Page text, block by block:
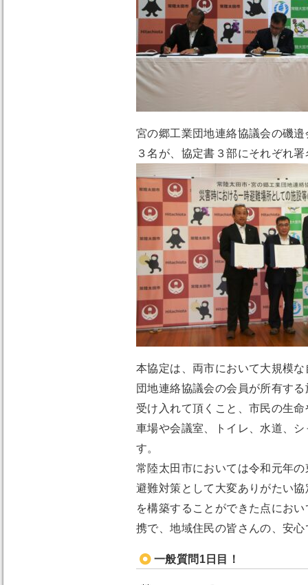
宮の郷工業団地連絡協議会の磯
３名が、協定書３部にそれぞれ
本協定は、両市において大規模
団地連絡協議会の会員が所有す
受け入れて頂くこと、市民の生
車場や会議室、トイレ、水道、
す。
常陸太田市においては令和元年
避難対策として大変ありがたい
を構築することができた点にお
携で、地域住民の皆さんの、安
一般質問1日目！